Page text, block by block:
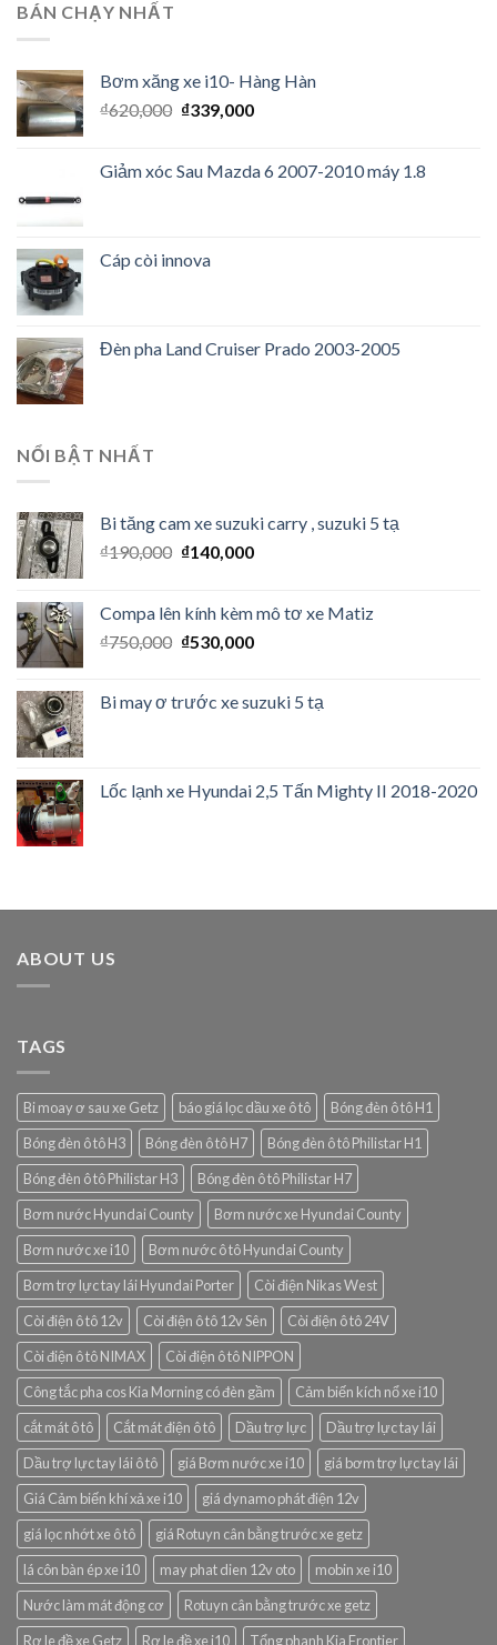
BÁN CHẠY NHẤT
Bơm xăng xe i10- Hàng Hàn
₫620,000 ₫339,000
Giảm xóc Sau Mazda 6 2007-2010 máy 1.8
Cáp còi innova
Đèn pha Land Cruiser Prado 2003-2005
NỔI BẬT NHẤT
Bi tăng cam xe suzuki carry , suzuki 5 tạ
₫190,000 ₫140,000
Compa lên kính kèm mô tơ xe Matiz
₫750,000 ₫530,000
Bi may ơ trước xe suzuki 5 tạ
Lốc lạnh xe Hyundai 2,5 Tấn Mighty II 2018-2020
ABOUT US
TAGS
Bi moay ơ sau xe Getz báo giá lọc dầu xe ô tô
Bóng đèn ô tô H1
Bóng đèn ô tô H3
Bóng đèn ô tô H7
Bóng đèn ô tô Philistar H1
Bóng đèn ô tô Philistar H3
Bóng đèn ô tô Philistar H7
Bơm nước Hyundai County
Bơm nước xe Hyundai County
Bơm nước xe i10
Bơm nước ô tô Hyundai County
Bơm trợ lực tay lái Hyundai Porter
Còi điện Nikas West
Còi điện ô tô 12v
Còi điện ô tô 12v Sên
Còi điện ô tô 24V
Còi điện ô tô NIMAX
Còi điện ô tô NIPPON
Công tắc pha cos Kia Morning có đèn gầm
Cảm biến kích nổ xe i10
cắt mát ô tô
Cắt mát điện ô tô Dầu trợ lực
Dầu trợ lực tay lái
Dầu trợ lực tay lái ô tô
giá Bơm nước xe i10
giá bơm trợ lực tay lái
Giá Cảm biến khí xả xe i10
giá dynamo phát điện 12v
giá lọc nhớt xe ô tô
giá Rotuyn cân bằng trước xe getz
lá côn bàn ép xe i10
may phat dien 12v oto
mobin xe i10
Nước làm mát động cơ
Rotuyn cân bằng trước xe getz
Rơ le đề xe Getz
Rơ le đề xe i10 Tổng phanh Kia Frontier